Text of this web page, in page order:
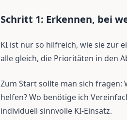
Schritt 1: Erkennen, bei
KI ist nur so hilfreich, wie sie zur
alle gleich, die Prioritäten in den
Zum Start sollte man sich
helfen? Wo benötige ich
individuell sinnvolle KI-Einsatz.